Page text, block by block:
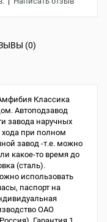
(0)
Классика
Автоподзавод
завода наручных
при полном
завод -т.е. можно
какое-то время до
(сталь).
использовать
паспорт на
ОАО